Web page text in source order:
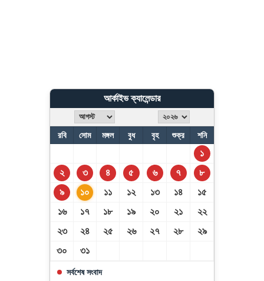
আর্কাইভ ক্যালেন্ডার
রবি সোম মঙ্গল বুধ বৃহ শুক্র শনি
১
২
৩ ৪ ৫ ৬ ৭
৮
৯
১০ ১১ ১২ ১৩ ১৪
১৫
১৬
১৭ ১৮ ১৯ ২০ ২১
২২
২৩
২৪ ২৫ ২৬ ২৭ ২৮
২৯
৩০
৩১
সর্বশেষ সংবাদ